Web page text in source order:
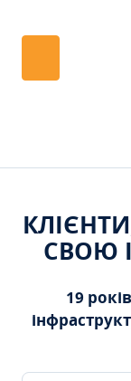
СВОЮ
19